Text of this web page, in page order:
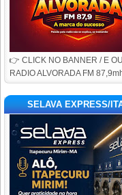
👉 CLICK NO BANNER / E
RADIO ALVORADA FM
SELAVA EXPRESS/